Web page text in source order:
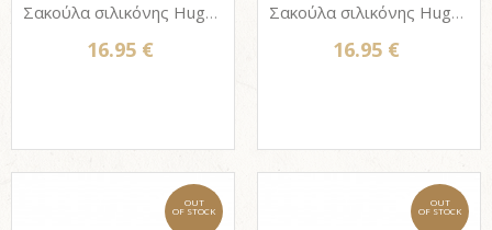
Σακούλα σιλικόνης Hugger bag 900ml - CHAMPAGNE FROST
16.95 €
Σακούλα σιλικόνης Hugger bag 900ml - JADE SOLID
16.95 €
OUT
OF STOCK
OUT
OF STOCK